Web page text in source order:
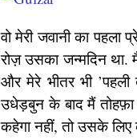
वो मेरी जवानी का
रोज़ उसका जन्मदिन
और मेरे भीतर भी
उधेड़बुन के बाद मैं
कहेगा नहीं, तो उसके लिए